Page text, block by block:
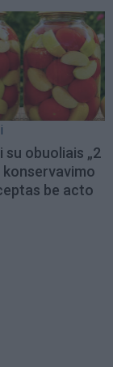
su obuoliais „2
konservavimo
be acto